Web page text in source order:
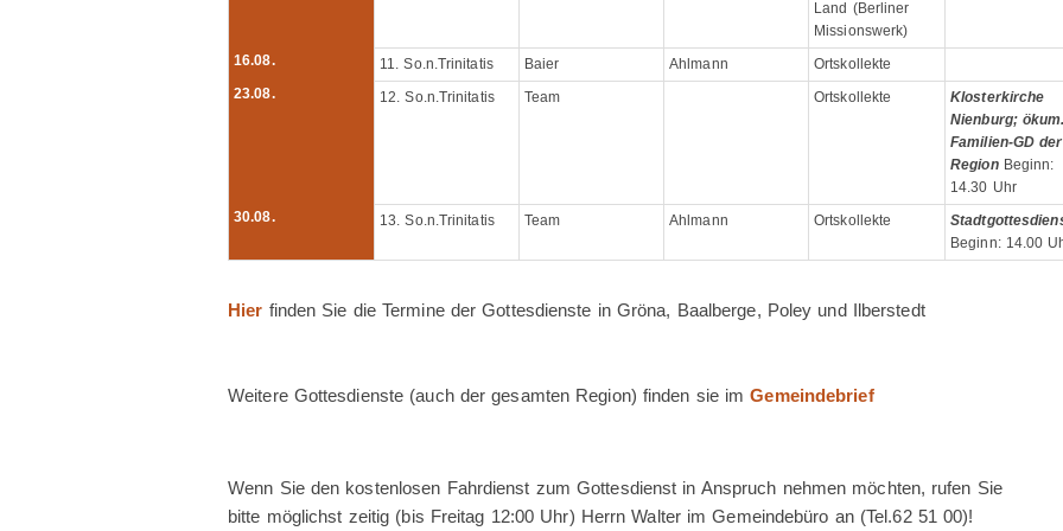
Land (Berliner
Missionswerk)
16.08. 11. So.n.Trinitatis Baier Ahlmann
Ortskollekte
23.08.
12. So.n.Trinitatis Team Ortskollekte
Klosterkirche
Nienburg; ökum.
Familien-GD der
RegionBeginn:
14.30 Uhr
30.08.
13. So.n.Trinitatis Team Ahlmann Ortskollekte
Beginn: 14.00
Hier finden Sie die Termine der Gottesdienste in Gröna, Baalberge, Poley und Ilberstedt
Weitere Gottesdienste (auch der gesamten Region) finden sie imGemeindebrief
Wenn Sie den kostenlosen Fahrdienst zum Gottesdienst in Anspruch nehmen möchten, rufen Sie
bitte möglichst zeitig (bis Freitag 12:00 Uhr) Herrn Walter im Gemeindebüro an (Tel.62 51 00)!